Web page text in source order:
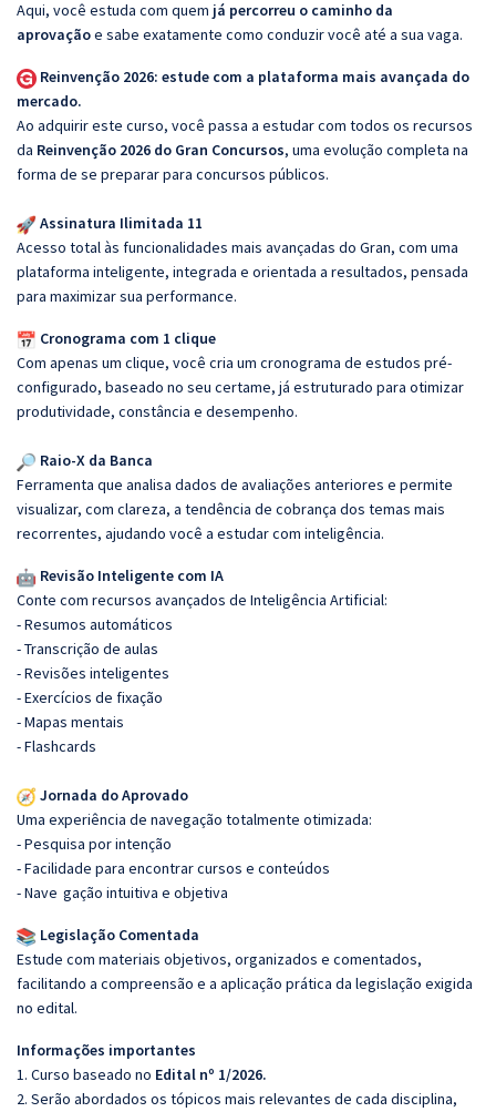
Aqui, você estuda com quem já percorreu o caminho da
aprovaçãoe sabe exatamente como conduzir você até a sua vaga.
Reinvenção 2026: estude com a plataforma mais avançada do
mercado.
Ao adquirir este curso, você passa a estudar com todos os recursos
da Reinvenção 2026 do Gran Concursos, uma evolução completa na
forma de se preparar para concursos públicos.
Assinatura Ilimitada 11
Acesso total às funcionalidades mais avançadas do Gran, com uma
plataforma inteligente, integrada e orientada a resultados, pensada
para maximizar sua performance.
Cronograma com 1 clique
Com apenas um clique, você cria um cronograma de estudos pré-
configurado, baseado no seu certame, já estruturado para otimizar
produtividade, constância e desempenho.
Raio-X da Banca
Ferramenta que analisa dados de avaliações anteriores e permite
visualizar, com clareza, a tendência de cobrança dos temas mais
recorrentes, ajudando você a estudar com inteligência.
Revisão Inteligente com IA
Conte com recursos avançados de Inteligência Artificial:
- Resumos automáticos
- Transcrição de aulas
- Revisões inteligentes
- Exercícios de fixação
- Mapas mentais
- Flashcards
Jornada do Aprovado
Uma experiência de navegação totalmente otimizada:
- Pesquisa por intenção
- Facilidade para encontrar cursos e conteúdos
- Nave gação intuitiva e objetiva
Legislação Comentada
Estude com materiais objetivos, organizados e comentados,
facilitando a compreensão e a aplicação prática da legislação exigida
no edital.
Informações importantes
1. Curso baseado no Edital nº 1/2026.
2. Serão abordados os tópicos mais relevantes de cada disciplina,